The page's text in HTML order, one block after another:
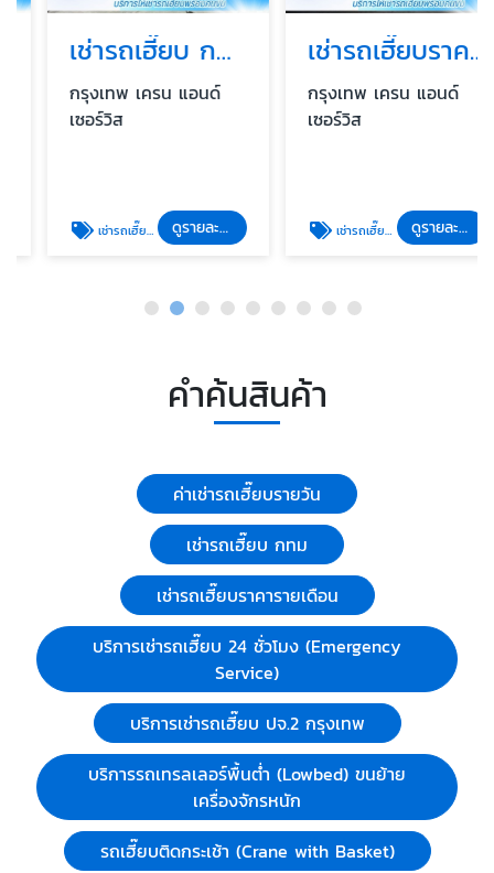
เช่ารถเฮี๊ยบ กทม
กรุงเทพ เครน แอนด์
เซอร์วิส
เช่ารถเฮี๊ยบ กทม ดูรายละเอียด
เช่ารถเฮี๊ยบราคารายเดือน
กรุงเทพ เครน แอนด์
เซอร์วิส
เช่ารถเฮี๊ยบราคารายเดือน ดูรายละเอียด
คำค้นสินค้า
ค่าเช่ารถเฮี๊ยบรายวัน
เช่ารถเฮี๊ยบ กทม
เช่ารถเฮี๊ยบราคารายเดือน
บริการเช่ารถเฮี๊ยบ 24 ชั่วโมง (Emergency
Service)
บริการเช่ารถเฮี๊ยบ ปจ.2 กรุงเทพ
บริการรถเทรลเลอร์พื้นต่ำ (Lowbed) ขนย้าย
เครื่องจักรหนัก
รถเฮี๊ยบติดกระเช้า (Crane with Basket)